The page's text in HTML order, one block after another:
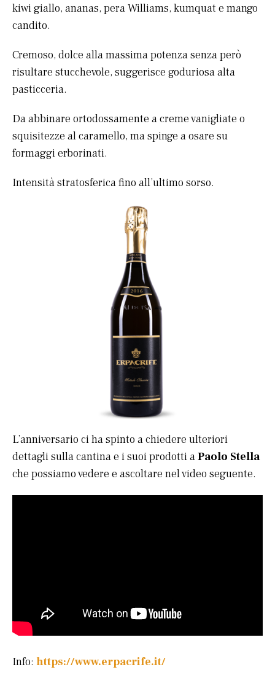
kiwi giallo, ananas, pera Williams, kumquat e mango
candito.
Cremoso, dolce alla massima potenza senza però
risultare stucchevole, suggerisce goduriosa alta
pasticceria.
Da abbinare ortodossamente a creme vanigliate o
squisitezze al caramello, ma spinge a osare su
formaggi erborinati.
Intensità stratosferica fino all’ultimo sorso.
L’anniversario ci ha spinto a chiedere ulteriori
dettagli sulla cantina e i suoi prodotti aPaolo Stella
che possiamo vedere e ascoltare nel video seguente.
Info: https://www.erpacrife.it/